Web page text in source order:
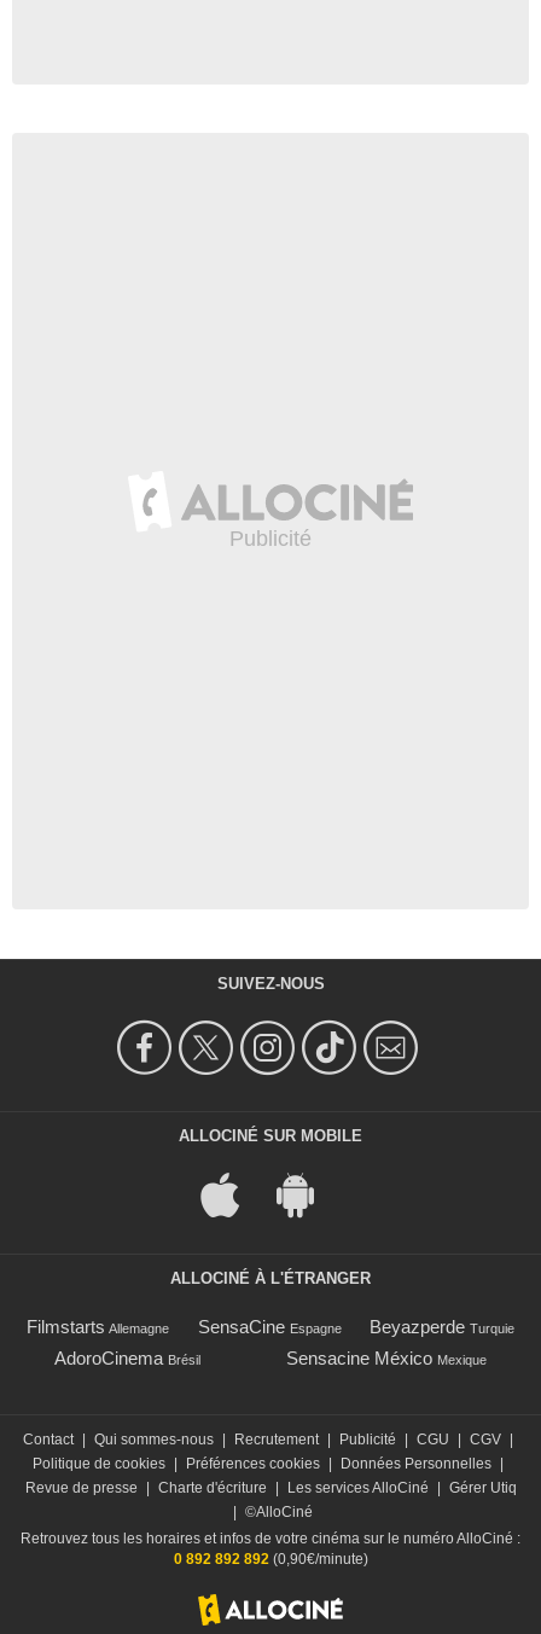
SUIVEZ-NOUS
ALLOCINÉ SUR MOBILE
ALLOCINÉ À L'ÉTRANGER
Filmstarts Allemagne SensaCine Espagne Beyazperde Turquie
AdoroCinema Brésil Sensacine México Mexique
Contact | Qui sommes-nous | Recrutement | Publicité | CGU | CGV |
Politique de cookies | Préférences cookies | Données Personnelles |
Revue de presse
| Charte d'écriture | Les services AlloCiné | Gérer Utiq
| ©AlloCiné
Retrouvez tous les horaires et infos de votre cinéma sur le numéro AlloCiné :
0 892 892 892 (0,90€/minute)